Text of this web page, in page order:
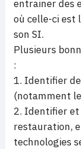
entrainer des
où celle-ci est
son SI.
Plusieurs
:
1. Identifier
(notamment
2. Identifier et
restauration,
technologies